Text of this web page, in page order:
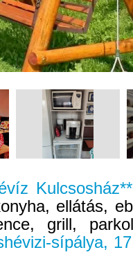
ellátás,
grill,
sípálya,